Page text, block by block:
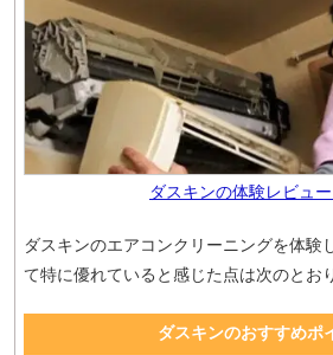
ダスキンの体験レビュ
ダスキンのエアコンクリーニングを体験
て特に優れていると感じた点は次のとお
ダスキンのおすすめポ